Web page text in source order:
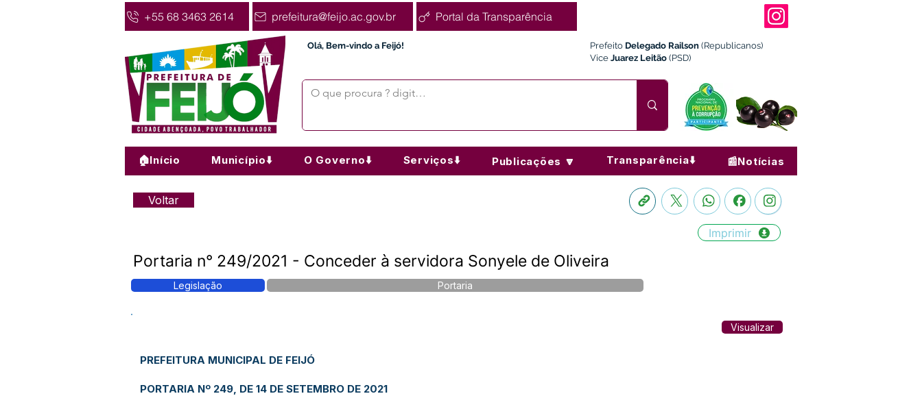
+55 68 3463 2614 prefeitura@feijo.ac.gov.br Portal da Transparência
Olá, Bem-vindo a Feijó! Prefeito Delegado Railson (Republicanos)
Vice Juarez Leitão (PSD)
🏠Início Município⬇️ O Governo⬇️ Serviços⬇️ Publicações 🔽 Transparência⬇️ 📰Notícias
Voltar
Imprimir
Portaria n° 249/2021 - Conceder à servidora Sonyele de Oliveira
Legislação Portaria
Visualizar
PREFEITURA MUNICIPAL DE FEIJÓ
PORTARIA Nº 249, DE 14 DE SETEMBRO DE 2021